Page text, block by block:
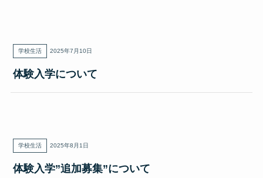
2025年7月10日
学校生活
体験入学について
2025年8月1日
学校生活
体験入学”追加募集”について